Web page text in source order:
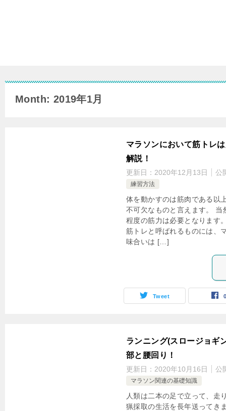
Month: 2019年1月
マラソンにおいて筋トレ
解説！
更新日： 2020年12月13日 公
練習方法
体を動かすのは筋肉である以
不可欠なものと言えます。
程度の筋力は必要となります
筋トレと呼ばれるものには、
味合いは […]
Tweet
ランニング(スロージョギ
部と腰回り！
更新日： 2020年10月16日 公
マラソン関連の基礎知識
人類は二本の足で立って、走
猟採取の生活を長年送ってき